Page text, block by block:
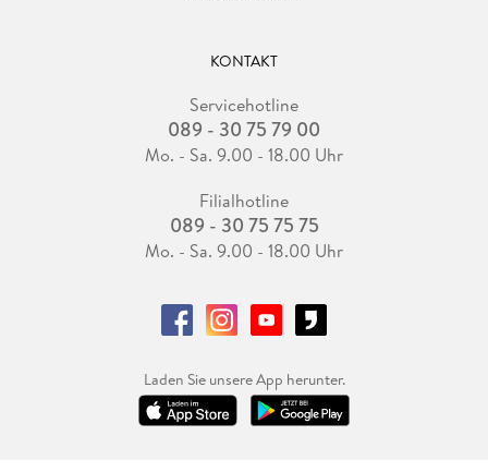
KONTAKT
Servicehotline
089 - 30 75 79 00
Mo. - Sa. 9.00 - 18.00 Uhr
Filialhotline
089 - 30 75 75 75
Mo. - Sa. 9.00 - 18.00 Uhr
Laden Sie unsere App herunter.